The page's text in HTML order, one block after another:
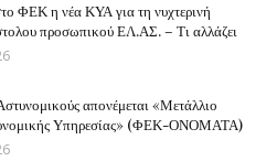
ΦΕΚ η νέα ΚΥΑ για τη νυχτερινή
προσωπικού ΕΛ.ΑΣ. – Τι αλλάζει
απονέμεται «Μετάλλιο
Υπηρεσίας» (ΦΕΚ-ΟΝΟΜΑΤΑ)